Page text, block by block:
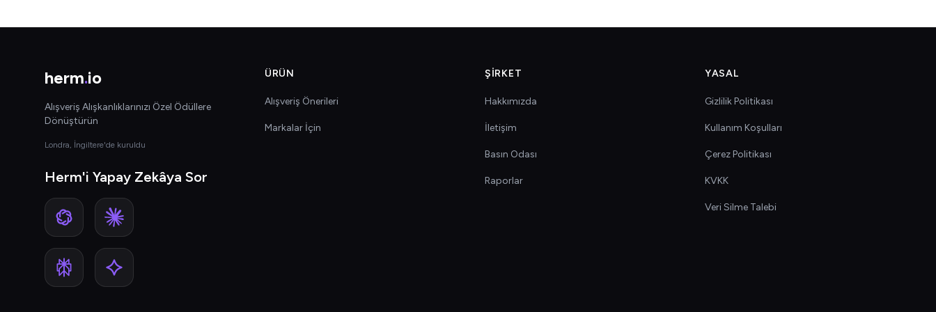
herm.io
Alışveriş Alışkanlıklarınızı Özel Ödüllere
Dönüştürün
Londra, İngiltere'de kuruldu
Herm'i Yapay Zekâya Sor
ÜRÜN
Alışveriş Önerileri
Markalar İçin
ŞIRKET
Hakkımızda
İletişim
Basın Odası
Raporlar
YASAL
Gizlilik Politikası
Kullanım Koşulları
Çerez Politikası
KVKK
Veri Silme Talebi